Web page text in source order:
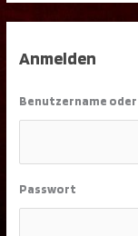
Anmelden
Benutzername
Passwort